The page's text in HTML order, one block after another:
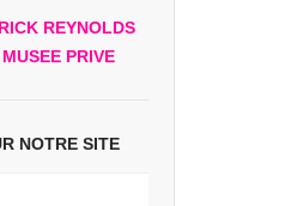
REYNOLDS
PRIVE
NOTRE SITE